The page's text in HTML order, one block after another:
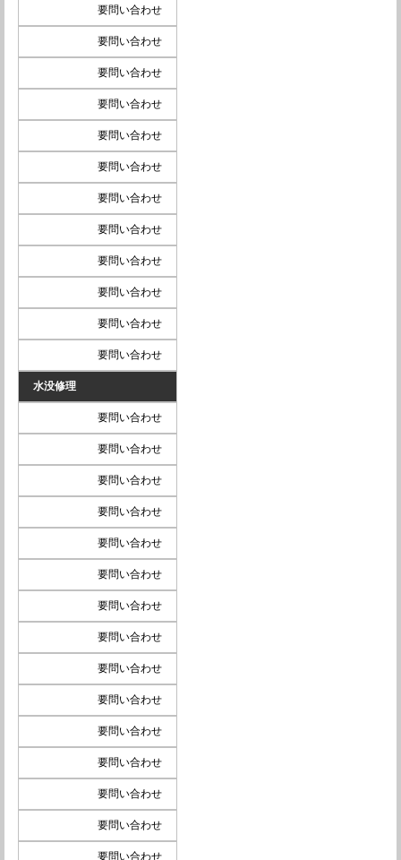
要問い合わせ
要問い合わせ
要問い合わせ
要問い合わせ
要問い合わせ
要問い合わせ
要問い合わせ
要問い合わせ
要問い合わせ
要問い合わせ
要問い合わせ
要問い合わせ
水没修理
要問い合わせ
要問い合わせ
要問い合わせ
要問い合わせ
要問い合わせ
要問い合わせ
要問い合わせ
要問い合わせ
要問い合わせ
要問い合わせ
要問い合わせ
要問い合わせ
要問い合わせ
要問い合わせ
要問い合わせ